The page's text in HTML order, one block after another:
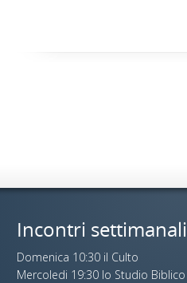
Incontri settimanali
Domenica 10:30 il Culto
Mercoledi 19:30 lo Studio Biblico